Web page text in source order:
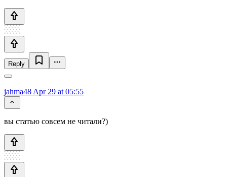
Reply
jahma48 Apr 29 at 05:55
вы статью совсем не читали?)